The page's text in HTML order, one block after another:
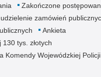
Zakończone
zamówień
Ankieta
tys. złotych
Komendy Wojewódzkiej